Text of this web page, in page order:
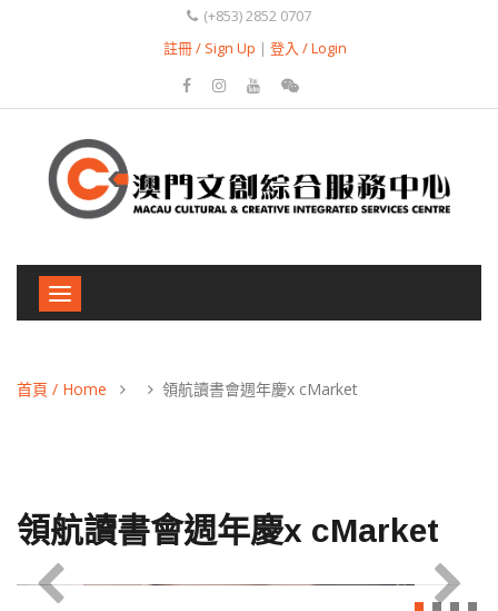
(+853) 2852 0707
註冊 / Sign Up | 登入 / Login
Toggle
navigation
首頁 / Home 領航讀書會週年慶x cMarket
領航讀書會週年慶x cMarket